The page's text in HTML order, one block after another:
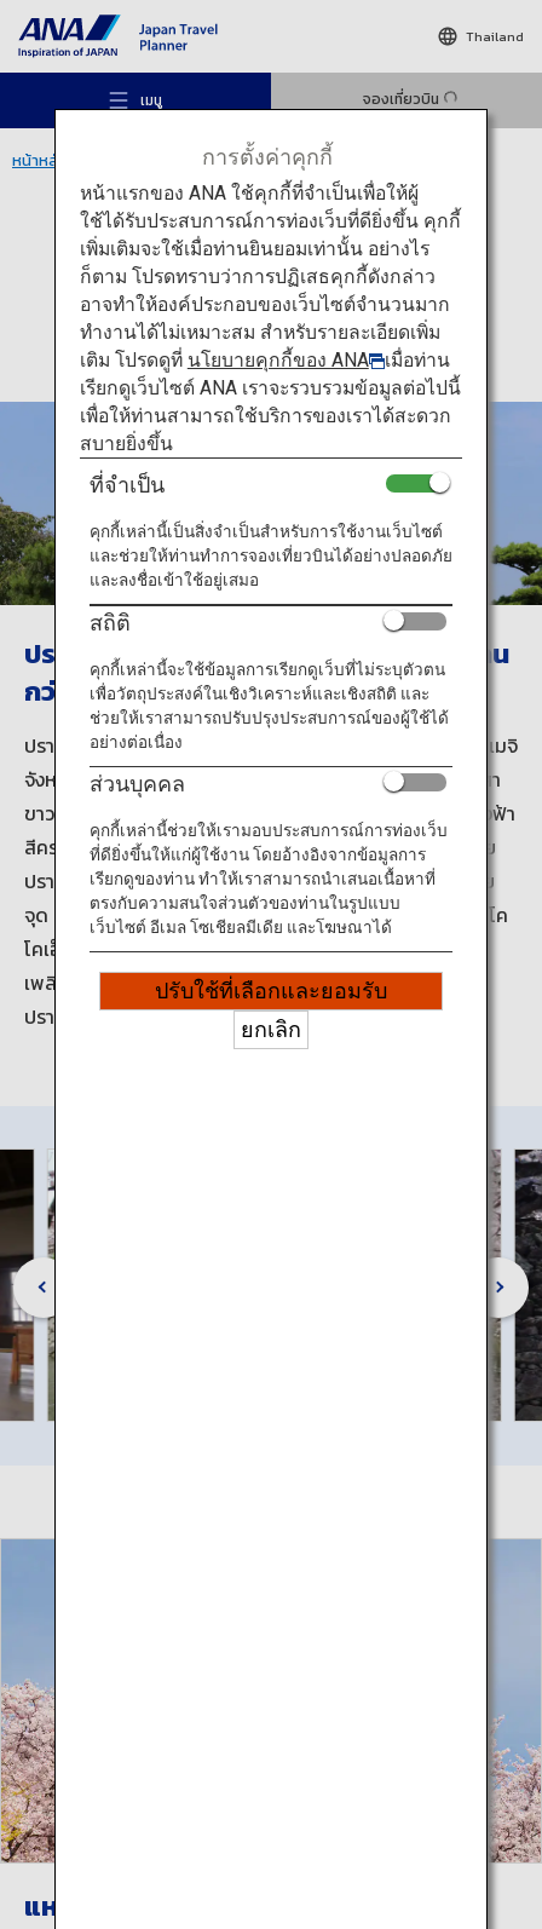
Thailand
เมนู จองเที่ยวบิน
สถานที่แนะนำ
ไอเดียท่องเที่ยว
เส้นทาง
ข้อมูลการเดินทาง
บริการ ANA
ปิด
หน้าหลัก ปราสาทฮิเมจิ
วัฒนธรรม เฮียวโงะ
ปราสาทฮิเมจิ
ปราสาทฮิเมจิยังคงงดงามตระการตามานาน
กว่า 400 ปี
ปราสาทมรดกโลกทางวัฒนธรรมของยูเนสโกตั้งอยู่ในเมืองฮิเมจิ
จังหวัดเฮียวโงะ หรือที่รู้จักกันในอีกชื่อหนึ่งว่าปราสาทนกกระสา
ขาว เนื่องจากเป็นปราสาทสูงสีขาวบริสุทธิ์โดดเด่นตัดกับท้องฟ้า
สีคราม ราวกับว่าเป็นนกกระสาขาวกำลังโบยบิน ชื่นชมหอคอย
ปราสาทอันน่าอัศจรรย์และสำรวจสถานที่ท่องเที่ยวหลากหลาย
จุด รวมไปถึงป้อมปราการต่างๆ เพื่อป้องกันการโจมตี ในสวนโค
โคเอ็นที่ตั้งอยู่ในลานของตำหนักด้านตะวันตกเดิม ท่านจะได้
เพลิดเพลินไปกับการรับประทานอาหารหรือดื่มชาขณะที่ชม
ปราสาทอันยิ่งใหญ่ได้
แหล่งมรดกโลกแห่งแรกของญี่ปุ่น
การตั้งค่าคุกกี้
หน้าแรกของ ANA ใช้คุกกี้ที่จำเป็นเพื่อให้ผู้
ใช้ได้รับประสบการณ์การท่องเว็บที่ดียิ่งขึ้น คุกกี้
เพิ่มเติมจะใช้เมื่อท่านยินยอมเท่านั้น อย่างไร
ก็ตาม โปรดทราบว่าการปฏิเสธคุกกี้ดังกล่าว
อาจทำให้องค์ประกอบของเว็บไซต์จำนวนมาก
ทำงานได้ไม่เหมาะสม สำหรับรายละเอียดเพิ่ม
เติม โปรดดูที่ นโยบายคุกกี้ของ ANA
เมื่อท่าน
เรียกดูเว็บไซต์ ANA เราจะรวบรวมข้อมูลต่อไปนี้
เพื่อให้ท่านสามารถใช้บริการของเราได้สะดวก
สบายยิ่งขึ้น
ที่จำเป็น
คุกกี้เหล่านี้เป็นสิ่งจำเป็นสำหรับการใช้งานเว็บไซต์
และช่วยให้ท่านทำการจองเที่ยวบินได้อย่างปลอดภัย
และลงชื่อเข้าใช้อยู่เสมอ
สถิติ
คุกกี้เหล่านี้จะใช้ข้อมูลการเรียกดูเว็บที่ไม่ระบุตัวตน
เพื่อวัตถุประสงค์ในเชิงวิเคราะห์และเชิงสถิติ และ
ช่วยให้เราสามารถปรับปรุงประสบการณ์ของผู้ใช้ได้
อย่างต่อเนื่อง
ส่วนบุคคล
คุกกี้เหล่านี้ช่วยให้เรามอบประสบการณ์การท่องเว็บ
ที่ดียิ่งขึ้นให้แก่ผู้ใช้งาน โดยอ้างอิงจากข้อมูลการ
เรียกดูของท่าน ทำให้เราสามารถนำเสนอเนื้อหาที่
ตรงกับความสนใจส่วนตัวของท่านในรูปแบบ
เว็บไซต์ อีเมล โซเชียลมีเดีย และโฆษณาได้
ปรับใช้ที่เลือกและยอมรับ
ยกเลิก